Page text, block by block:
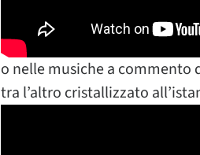
o nelle musiche a commento
tra l’altro cristallizzato